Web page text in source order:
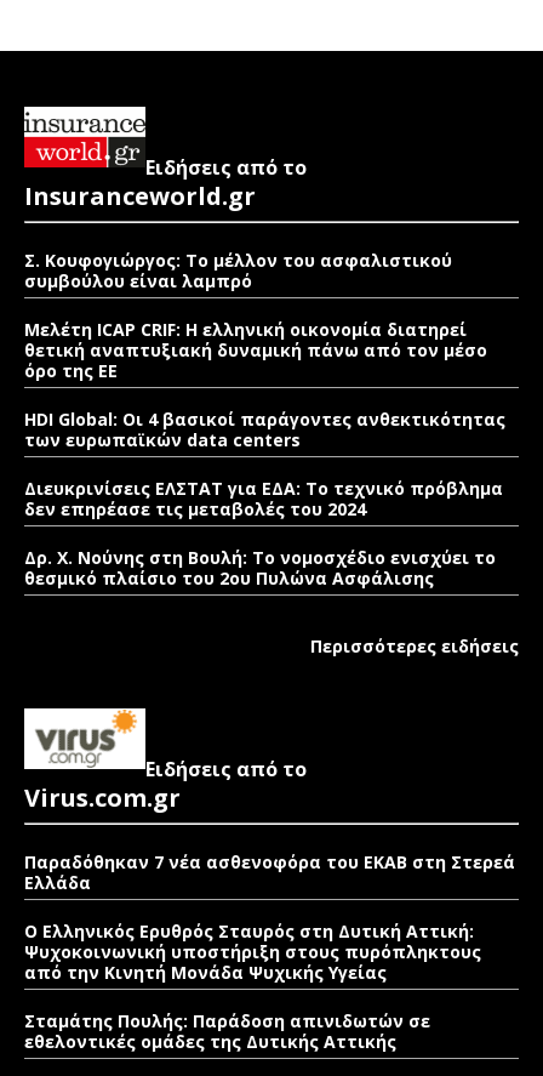
Ειδήσεις από το
Insuranceworld.gr
Σ. Κουφογιώργος: To μέλλον του ασφαλιστικού
συμβούλου είναι λαμπρό
Μελέτη ICAP CRIF: Η ελληνική οικονομία διατηρεί
θετική αναπτυξιακή δυναμική πάνω από τον μέσο
όρο της ΕΕ
HDI Global: Οι 4 βασικοί παράγοντες ανθεκτικότητας
των ευρωπαϊκών data centers
Διευκρινίσεις ΕΛΣΤΑΤ για ΕΔΑ: Το τεχνικό πρόβλημα
δεν επηρέασε τις μεταβολές του 2024
Δρ. Χ. Νούνης στη Βουλή: Το νομοσχέδιο ενισχύει το
θεσμικό πλαίσιο του 2ου Πυλώνα Ασφάλισης
Περισσότερες ειδήσεις
Ειδήσεις από το
Virus.com.gr
Παραδόθηκαν 7 νέα ασθενοφόρα του ΕΚΑΒ στη Στερεά
Ελλάδα
Ο Ελληνικός Ερυθρός Σταυρός στη Δυτική Αττική:
Ψυχοκοινωνική υποστήριξη στους πυρόπληκτους
από την Κινητή Μονάδα Ψυχικής Υγείας
Σταμάτης Πουλής: Παράδοση απινιδωτών σε
εθελοντικές ομάδες της Δυτικής Αττικής